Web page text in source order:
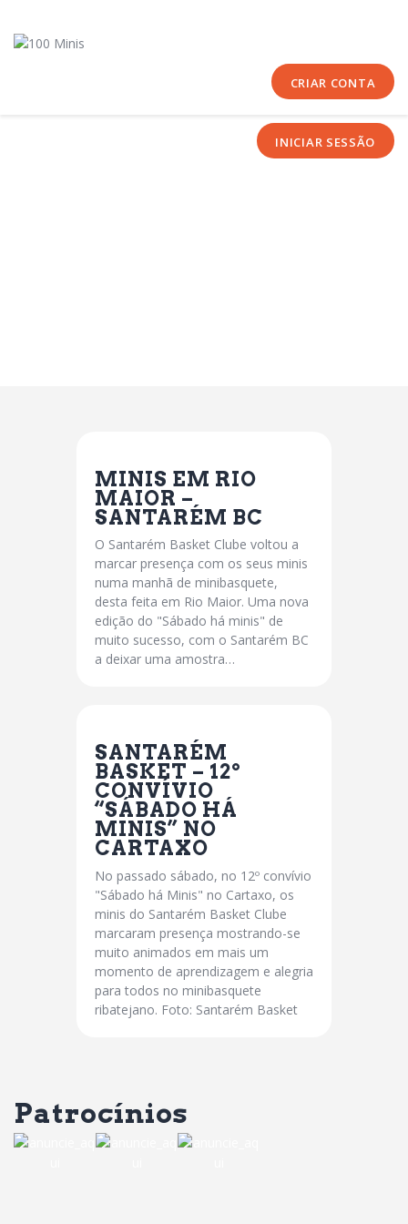
CRIAR CONTA
INICIAR SESSÃO
Sobre Nós
MINIS EM RIO
MAIOR –
SANTARÉM BC
O Santarém Basket Clube voltou a
marcar presença com os seus minis
numa manhã de minibasquete,
desta feita em Rio Maior. Uma nova
edição do "Sábado há minis" de
muito sucesso, com o Santarém BC
a deixar uma amostra…
SANTARÉM
BASKET – 12º
CONVÍVIO
“SÁBADO HÁ
MINIS” NO
CARTAXO
No passado sábado, no 12º convívio
"Sábado há Minis" no Cartaxo, os
minis do Santarém Basket Clube
marcaram presença mostrando-se
muito animados em mais um
momento de aprendizagem e alegria
para todos no minibasquete
ribatejano. Foto: Santarém Basket
Patrocínios